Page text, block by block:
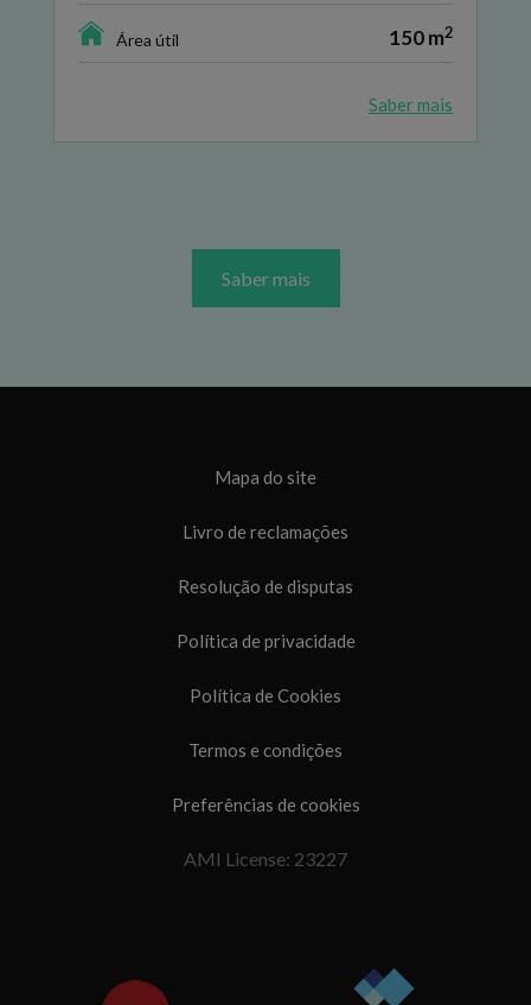
Área útil 150 m2
Saber mais
Saber mais
Mapa do site
Livro de reclamações
Resolução de disputas
Política de privacidade
Política de Cookies
Termos e condições
Preferências de cookies
AMI License: 23227